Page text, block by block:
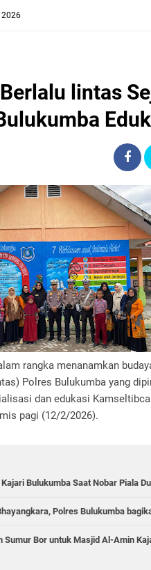
2026
lintas
rangka menanamkan
Polres Bulukumba yang
dan edukasi
pagi (12/2/2026).
Bulukumba Saat Nobar Piala
Polres Bulukumba
Sumur Bor untuk Masjid Al-Amin